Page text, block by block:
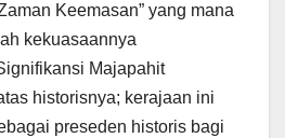
Keemasan” yang mana
kekuasaannya
Majapahit
historisnya; kerajaan ini
preseden historis bagi